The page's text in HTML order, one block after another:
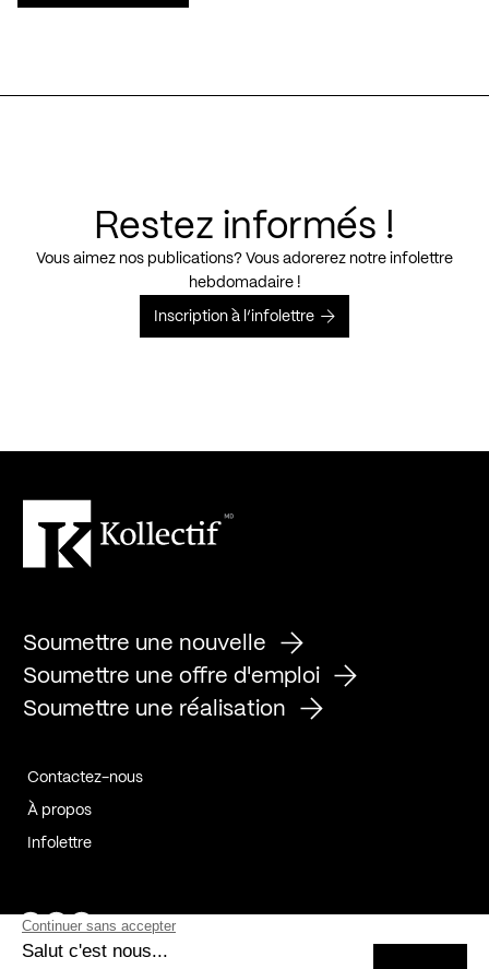
Restez informés !
Vous aimez nos publications? Vous adorerez notre infolettre
hebdomadaire !
Inscription à l’infolettre
Soumettre une nouvelle
Soumettre une offre d'emploi
Soumettre une réalisation
Contactez-nous
À propos
Infolettre
Page Facebook de Kollectif
Page Instagram de Kollectif
Page Linkedin de Kollectif